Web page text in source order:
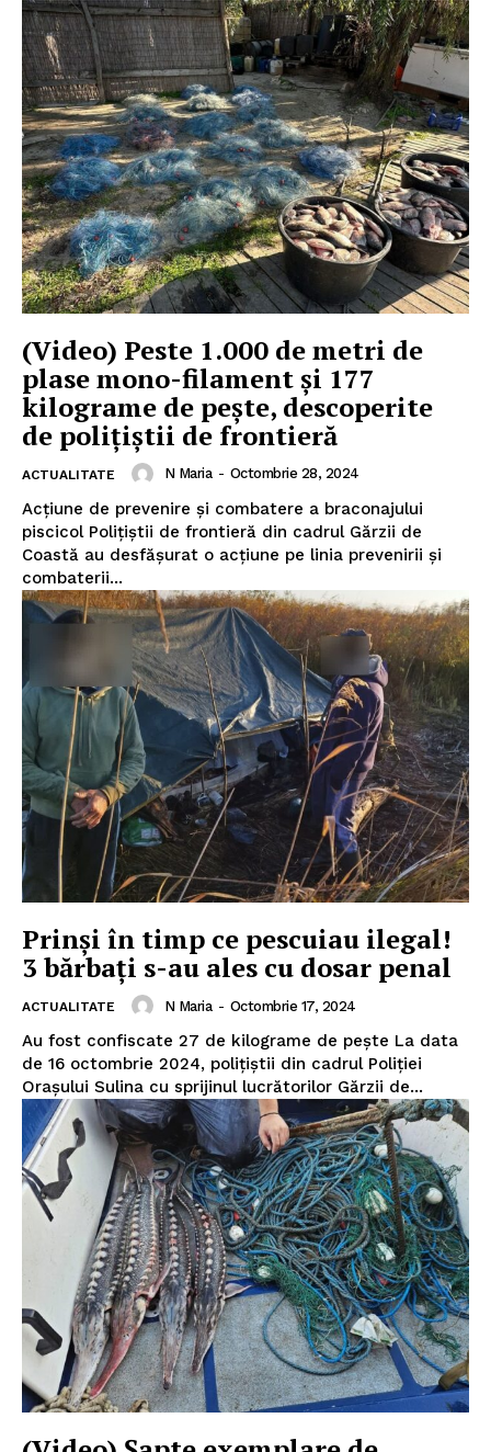
Pentru și mai mult conținut
exclusiv!
(Video) Peste 1.000 de metri de
plase mono-filament și 177
kilograme de pește, descoperite
de polițiștii de frontieră
ACTUALITATE N Maria - Octombrie 28, 2024
Acțiune de prevenire și combatere a braconajului
piscicol Poliţiştii de frontieră din cadrul Gărzii de
Coastă au desfășurat o acțiune pe linia prevenirii și
combaterii...
Prinşi în timp ce pescuiau ilegal!
3 bărbaţi s-au ales cu dosar penal
ACTUALITATE N Maria - Octombrie 17, 2024
Au fost confiscate 27 de kilograme de peşte La data
de 16 octombrie 2024, polițiștii din cadrul Poliției
Orașului Sulina cu sprijinul lucrătorilor Gărzii de...